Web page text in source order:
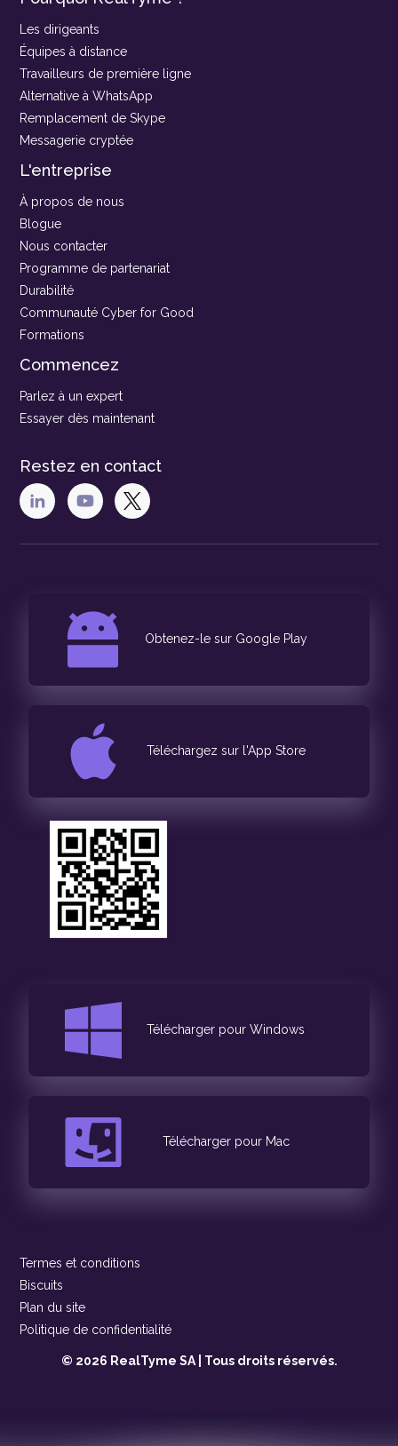
Les dirigeants
Équipes à distance
Travailleurs de première ligne
Alternative à WhatsApp
Remplacement de Skype
Messagerie cryptée
L'entreprise
À propos de nous
Blogue
Nous contacter
Programme de partenariat
Durabilité
Communauté Cyber for Good
Formations
Commencez
Parlez à un expert
Essayer dès maintenant
Restez en contact
Obtenez-le sur Google Play
Téléchargez sur l'App Store
Télécharger pour Windows
Télécharger pour Mac
© 2026 RealTyme SA | Tous droits réservés.
Termes et conditions
Biscuits
Plan du site
Politique de confidentialité